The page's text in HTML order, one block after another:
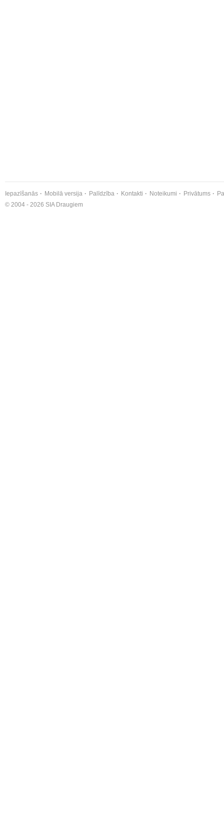
Iepazīšanās Mobilā versija Palīdzība Kontakti Noteikumi Privātums
© 2004 - 2026 SIA Draugiem